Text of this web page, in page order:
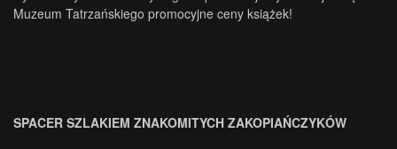
Muzeum Tatrzańskiego promocyjne ceny książek!
SPACER SZLAKIEM ZNAKOMITYCH ZAKOPIAŃCZYKÓW